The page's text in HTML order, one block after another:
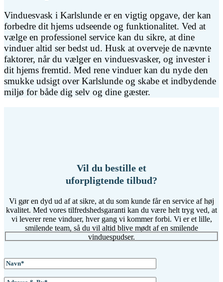
Vinduesvask i Karlslunde er en vigtig opgave, der kan
forbedre dit hjems udseende og funktionalitet. Ved at
vælge en professionel service kan du sikre, at dine
vinduer altid ser bedst ud. Husk at overveje de nævnte
faktorer, når du vælger en vinduesvasker, og invester i
dit hjems fremtid. Med rene vinduer kan du nyde den
smukke udsigt over Karlslunde og skabe et indbydende
miljø for både dig selv og dine gæster.
Vil du bestille et
uforpligtende tilbud?
Vi gør en dyd ud af at sikre, at du som kunde får en service af høj
kvalitet. Med vores tilfredshedsgaranti kan du være helt tryg ved, at
vi leverer rene vinduer, hver gang vi kommer forbi. Vi er et lille,
smilende team, så du vil altid blive mødt af en smilende
vinduespudser.